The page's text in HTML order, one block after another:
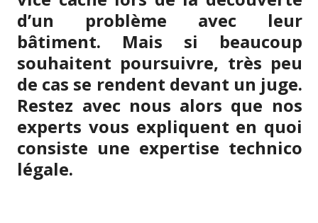
d’un problème avec leur
bâtiment. Mais si beaucoup
souhaitent poursuivre, très peu
de cas se rendent devant un juge.
Restez avec nous alors que nos
experts vous expliquent en quoi
consiste une expertise technico
légale.